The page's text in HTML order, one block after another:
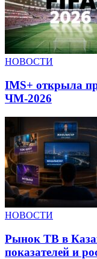
НОВОСТИ
IMS+ открыла
ЧМ-2026
НОВОСТИ
Рынок ТВ в
показателей и